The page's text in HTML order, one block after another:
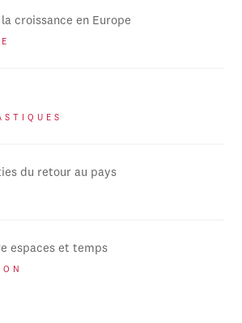
croissance en Europe
du retour au pays
espaces et temps